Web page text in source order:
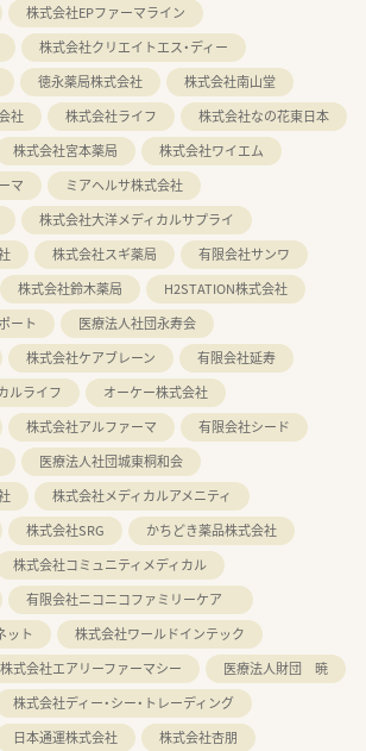
株式会社EPファーマライン
株式会社クリエイトエス・ディー
徳永薬局株式会社
株式会社南山堂
社
株式会社ライフ
株式会社なの花東日本
株式会社宮本薬局
株式会社ワイエム
マ
ミアヘルサ株式会社
株式会社大洋メディカルサプライ
株式会社スギ薬局
有限会社サンワ
株式会社鈴木薬局
H2STATION株式会社
ート
医療法人社団永寿会
株式会社ケアブレーン
有限会社延寿
ルライフ
オーケー株式会社
株式会社アルファーマ
有限会社シード
医療法人社団城東桐和会
株式会社メディカルアメニティ
株式会社SRG
かちどき薬品株式会社
株式会社コミュニティメディカル
有限会社ニコニコファミリーケア
ット
株式会社ワールドインテック
株式会社エアリーファーマシー
医療法人財団 暁
株式会社ディー・シー・トレーディング
日本通運株式会社
株式会社杏朋